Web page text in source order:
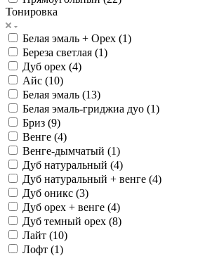
Тонировка
Белая эмаль + Орех (1)
Береза светлая (1)
Дуб орех (4)
Айс (10)
Белая эмаль (13)
Белая эмаль-гриджиа дуо (1)
Бриз (9)
Венге (4)
Венге-дымчатый (1)
Дуб натуральный (4)
Дуб натуральный + венге (4)
Дуб оникс (3)
Дуб орех + венге (4)
Дуб темный орех (8)
Лайт (10)
Лофт (1)